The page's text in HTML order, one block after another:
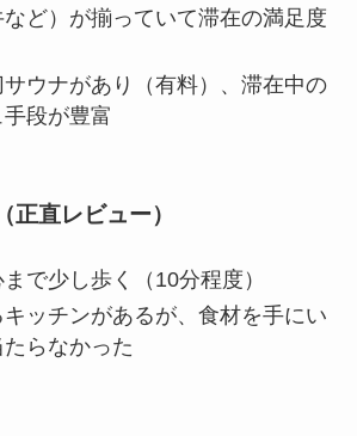
ど）が揃っていて滞在の満足度
ウナがあり（有料）、滞在中の
段が豊富
正直レビュー）
で少し歩く（10分程度）
ッチンがあるが、食材を手にい
らなかった